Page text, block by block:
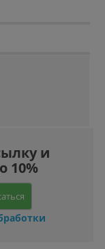
и
10%